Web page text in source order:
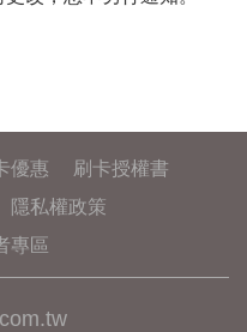
優惠
刷卡授權書
隱私權政策
專區